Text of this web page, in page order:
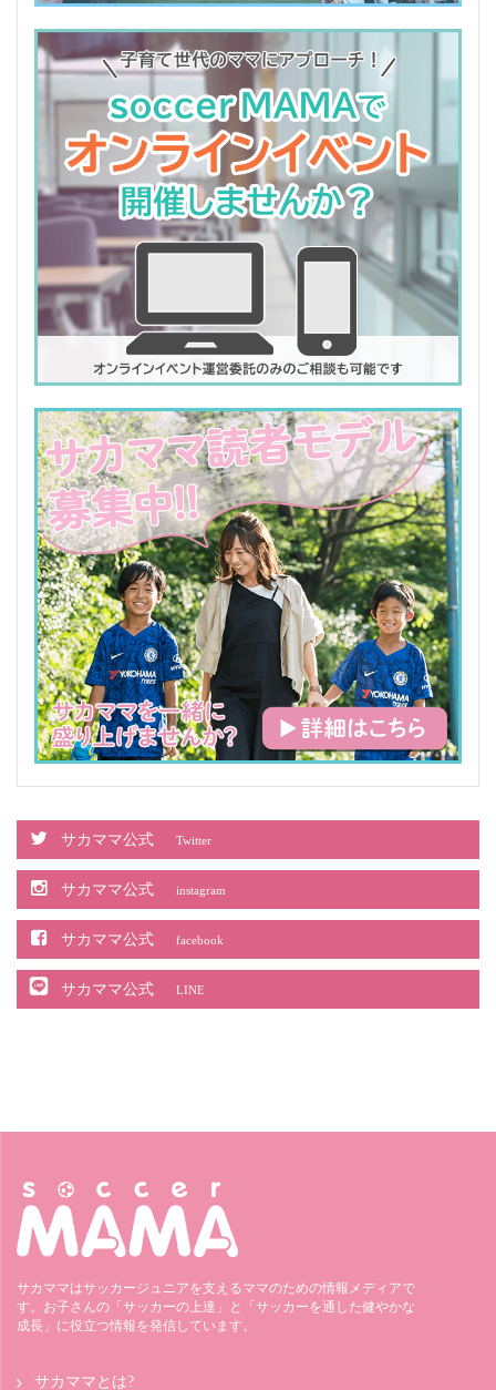
サカママ公式 Twitter
サカママ公式 instagram
サカママ公式 facebook
サカママ公式 LINE
サカママはサッカージュニアを支えるママのための情報メディアで
す。お子さんの「サッカーの上達」と「サッカーを通した健やかな
成長」に役立つ情報を発信しています。
サカママとは?